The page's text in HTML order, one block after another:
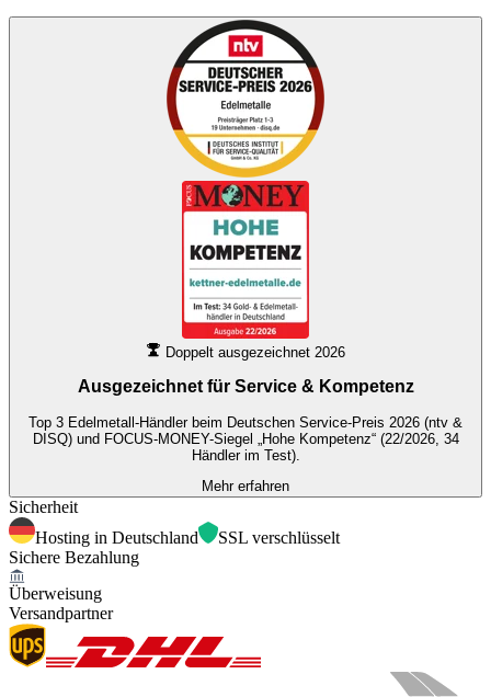
Doppelt ausgezeichnet 2026
Ausgezeichnet für Service & Kompetenz
Top 3 Edelmetall-Händler beim Deutschen Service-Preis 2026 (ntv &
DISQ) und FOCUS-MONEY-Siegel „Hohe Kompetenz“ (22/2026, 34
Händler im Test).
Mehr erfahren
Sicherheit
Hosting in Deutschland
SSL verschlüsselt
Sichere Bezahlung
Überweisung
Versandpartner